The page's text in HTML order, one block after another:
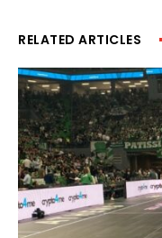
RELATED ARTICLES